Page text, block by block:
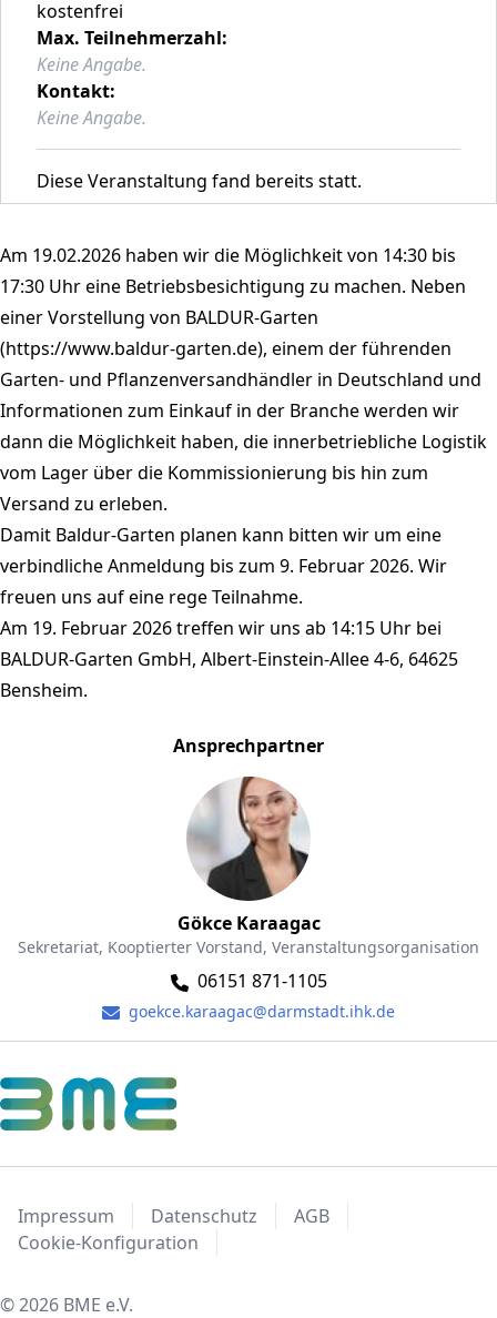
kostenfrei
Max. Teilnehmerzahl:
Keine Angabe.
Kontakt:
Keine Angabe.
Diese Veranstaltung fand bereits statt.
Am 19.02.2026 haben wir die Möglichkeit von 14:30 bis
17:30 Uhr eine Betriebsbesichtigung zu machen. Neben
einer Vorstellung von BALDUR-Garten
(https://www.baldur-garten.de), einem der führenden
Garten- und Pflanzenversandhändler in Deutschland und
Informationen zum Einkauf in der Branche werden wir
dann die Möglichkeit haben, die innerbetriebliche Logistik
vom Lager über die Kommissionierung bis hin zum
Versand zu erleben.
Damit Baldur-Garten planen kann bitten wir um eine
verbindliche Anmeldung bis zum 9. Februar 2026. Wir
freuen uns auf eine rege Teilnahme.
Am 19. Februar 2026 treffen wir uns ab 14:15 Uhr bei
BALDUR-Garten GmbH, Albert-Einstein-Allee 4-6, 64625
Bensheim.
Ansprechpartner
Gökce Karaagac
Sekretariat, Kooptierter Vorstand, Veranstaltungsorganisation
06151 871-1105
goekce.karaagac@darmstadt.ihk.de
Impressum Datenschutz
AGB
Cookie-Konfiguration
© 2026 BME e.V.